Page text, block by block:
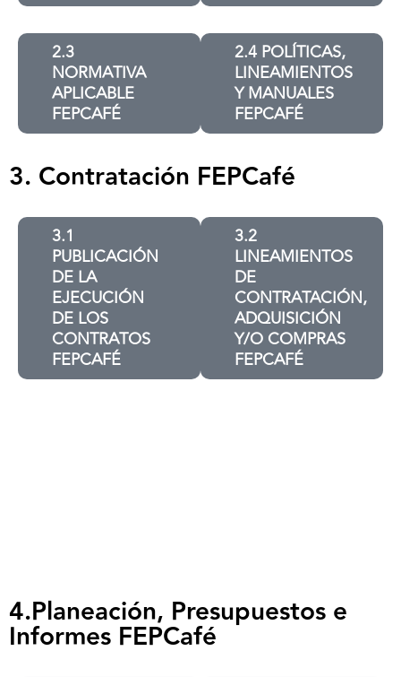
2.3
NORMATIVA
APLICABLE
FEPCAFÉ
2.4 POLÍTICAS,
LINEAMIENTOS
Y MANUALES
FEPCAFÉ
3. Contratación FEPCafé
3.1
PUBLICACIÓN
DE LA
EJECUCIÓN
DE LOS
CONTRATOS
FEPCAFÉ
3.2
LINEAMIENTOS
DE
CONTRATACIÓN,
ADQUISICIÓN
Y/O COMPRAS
FEPCAFÉ
4.Planeación, Presupuestos e
Informes FEPCafé